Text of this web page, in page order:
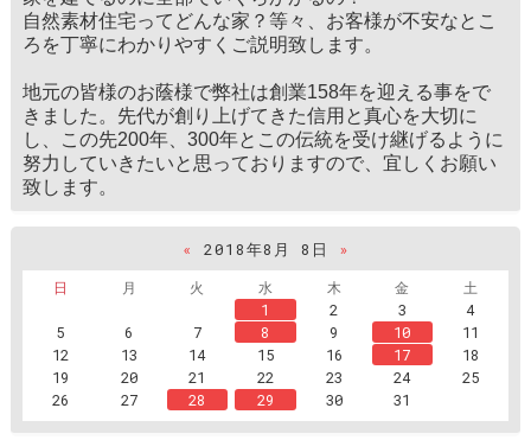
自然素材住宅ってどんな家？等々、お客様が不安なとこ
ろを丁寧にわかりやすくご説明致します。
地元の皆様のお蔭様で弊社は創業158年を迎える事をで
きました。先代が創り上げてきた信用と真心を大切に
し、この先200年、300年とこの伝統を受け継げるように
努力していきたいと思っておりますので、宜しくお願い
致します。
« 2018年8月 8日
»
日
月 火 水 木 金
土
1
2 3
4
5
6 7 8 9 10
11
12
13 14 15 16 17
18
19
20 21 22 23 24
25
26
27 28 29 30 31